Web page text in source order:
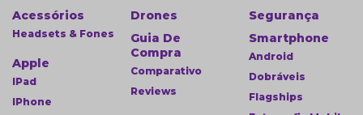
Acessórios
Headsets & Fones
Apple
IPad
IPhone
Drones
Guia De
Compra
Comparativo
Reviews
Segurança
Smartphone
Android
Dobráveis
Flagships